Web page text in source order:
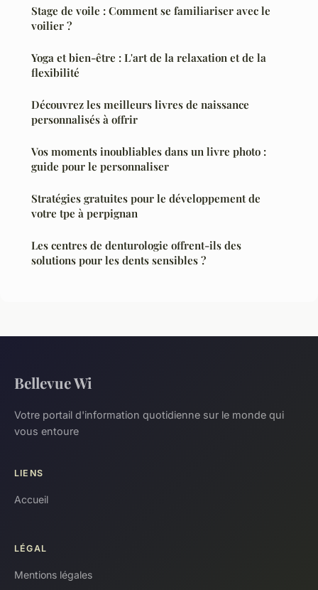
Stage de voile : Comment se familiariser avec le
voilier ?
Yoga et bien-être : L'art de la relaxation et de la
flexibilité
Découvrez les meilleurs livres de naissance
personnalisés à offrir
Vos moments inoubliables dans un livre photo :
guide pour le personnaliser
Stratégies gratuites pour le développement de
votre tpe à perpignan
Les centres de denturologie offrent-ils des
solutions pour les dents sensibles ?
Bellevue Wi
Votre portail d'information quotidienne sur le monde qui
vous entoure
LIENS
Accueil
LÉGAL
Mentions légales